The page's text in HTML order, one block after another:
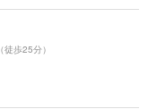
（徒歩25分）